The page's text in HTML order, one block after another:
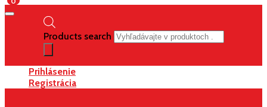
Products search
Prihlásenie
Registrácia